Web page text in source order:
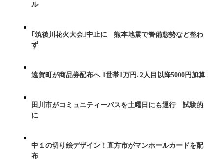
ル
｢筑後川花火大会｣中止に 熊本地震で警備態勢など整わ
ず
遠賀町が商品券配布へ 1世帯1万円､2人目以降5000円加算
田川市がコミュニティーバスを土曜日にも運行 試験的
に
中１の切り絵デザイン！直方市がマンホールカードを配
布